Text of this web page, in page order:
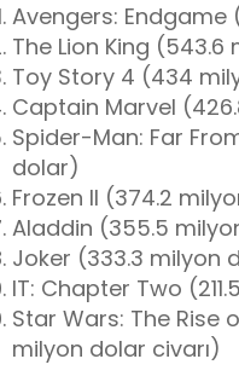
Avengers: Endgame
The Lion King (543.6
Toy Story 4 (434
Captain Marvel
Spider-Man: Far
dolar)
Frozen II (374.2
Aladdin (355.5
Joker (333.3 milyon
IT: Chapter Two
Star Wars: The Rise
milyon dolar civarı)